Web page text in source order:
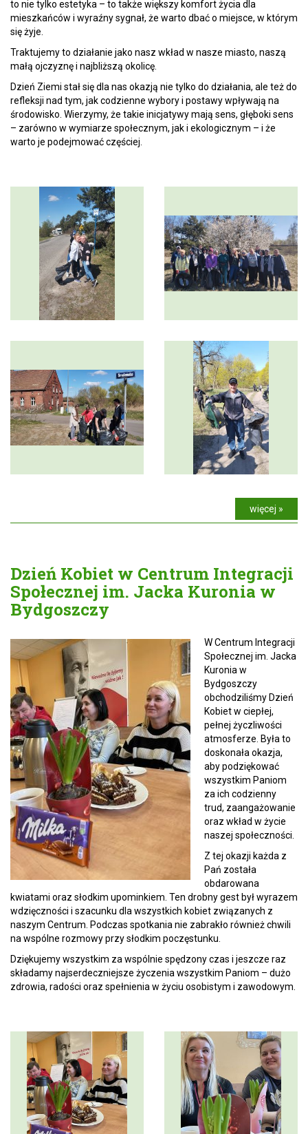
to nie tylko estetyka – to także większy komfort życia dla
mieszkańców i wyraźny sygnał, że warto dbać o miejsce, w którym
się żyje.
Traktujemy to działanie jako nasz wkład w nasze miasto, naszą
małą ojczyznę i najbliższą okolicę.
Dzień Ziemi stał się dla nas okazją nie tylko do działania, ale też do
refleksji nad tym, jak codzienne wybory i postawy wpływają na
środowisko. Wierzymy, że takie inicjatywy mają sens, głęboki sens
– zarówno w wymiarze społecznym, jak i ekologicznym – i że
warto je podejmować częściej.
więcej »
Dzień Kobiet w Centrum Integracji
Społecznej im. Jacka Kuronia w
Bydgoszczy
W Centrum Integracji
Społecznej im. Jacka
Kuronia w
Bydgoszczy
obchodziliśmy Dzień
Kobiet w ciepłej,
pełnej życzliwości
atmosferze. Była to
doskonała okazja,
aby podziękować
wszystkim Paniom
za ich codzienny
trud, zaangażowanie
oraz wkład w życie
naszej społeczności.
Z tej okazji każda z
Pań została
obdarowana
kwiatami oraz słodkim upominkiem. Ten drobny gest był wyrazem
wdzięczności i szacunku dla wszystkich kobiet związanych z
naszym Centrum. Podczas spotkania nie zabrakło również chwili
na wspólne rozmowy przy słodkim poczęstunku.
Dziękujemy wszystkim za wspólnie spędzony czas i jeszcze raz
składamy najserdeczniejsze życzenia wszystkim Paniom – dużo
zdrowia, radości oraz spełnienia w życiu osobistym i zawodowym.